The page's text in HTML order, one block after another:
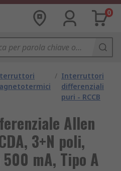
0
/ Interruttori
differenziali
puri - RCCB
Allen
3+N poli,
mA, Tipo A